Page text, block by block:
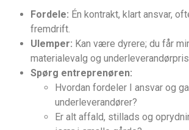
Fordele: Én kontrakt, klart ansvar,
fremdrift.
Ulemper: Kan være dyrere; du får
materialevalg og
Spørg entreprenøren:
Hvordan fordeler I ansvar og
underleverandører?
Er alt affald, stillads og